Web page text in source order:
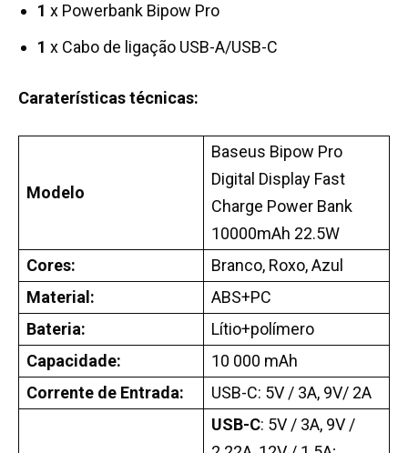
1 x Powerbank Bipow Pro
1 x Cabo de ligação USB-A/USB-C
Caraterísticas técnicas:
Modelo
Baseus Bipow Pro
Digital Display Fast
Charge Power Bank
10000mAh 22.5W
Cores:
Branco, Roxo, Azul
Material:
ABS+PC
Bateria:
Lítio+polímero
Capacidade:
10 000 mAh
Corrente de Entrada:
USB-C: 5V / 3A, 9V/ 2A
USB-C: 5V / 3A, 9V /